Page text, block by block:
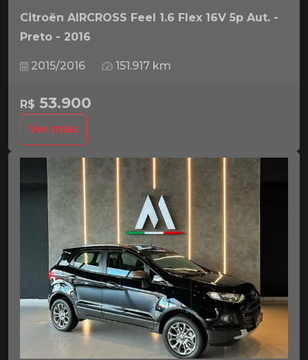
Citroën AIRCROSS Feel 1.6 Flex 16V 5p Aut. -
Preto - 2016
2015/2016 151.917 km
R$ 53.900
Ver mais